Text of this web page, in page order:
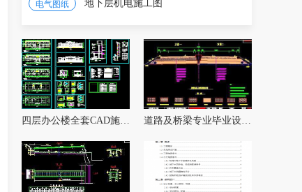
电气图纸 地下层机电施工图
四层办公楼全套CAD施工图纸 道路及桥梁专业毕业设计全套